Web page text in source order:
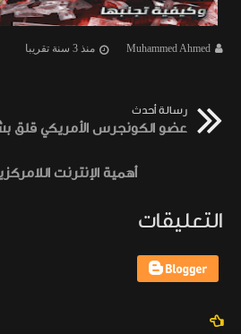
Muhammed Ahmed منذ 3 سنة تقريبا
رسالة أحدث
أهمية الإنترنت
التعليقات